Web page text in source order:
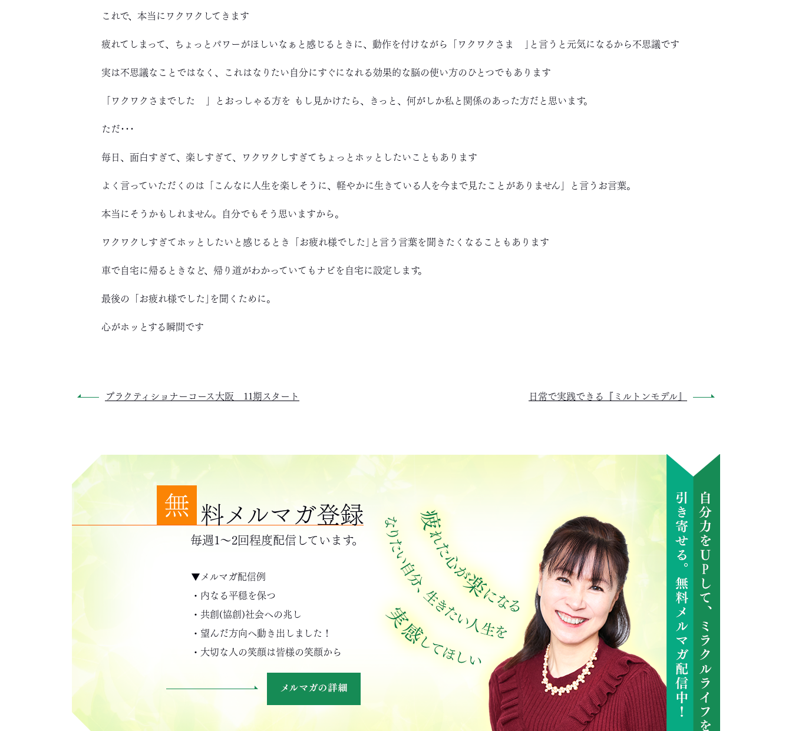
これで、本当にワクワクしてきます
疲れてしまって、ちょっとパワーがほしいなぁと感じるときに、動作を付けながら「ワクワクさま
｣と言うと元気になるから不思議です
実は不思議なことではなく、これはなりたい自分にすぐになれる効果的な脳の使い方のひとつでもあります
「ワクワクさまでした
」とおっしゃる方を もし見かけたら、きっと、何がしか私と関係のあった方だと思います。
ただ･･･
毎日、面白すぎて、楽しすぎて、ワクワクしすぎてちょっとホッとしたいこともあります
よく言っていただくのは「こんなに人生を楽しそうに、軽やかに生きている人を今まで見たことがありません」と言うお言葉。
本当にそうかもしれません。自分でもそう思いますから。
ワクワクしすぎてホッとしたいと感じるとき「お疲れ様でした｣と言う言葉を聞きたくなることもあります
車で自宅に帰るときなど、帰り道がわかっていてもナビを自宅に設定します。
最後の「お疲れ様でした｣を聞くために。
心がホッとする瞬間です
プラクティショナーコース大阪 11期スタート 日常で実践できる『ミルトンモデル』
無 料メルマガ登録
毎週1～2回程度配信しています。
▼メルマガ配信例
・内なる平穏を保つ
・共創(協創)社会への兆し
・望んだ方向へ動き出しました！
・大切な人の笑顔は皆様の笑顔から